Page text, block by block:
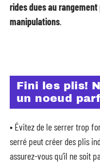
rides dues au
manipulations
Fini les plis!
un noeud
• Évitez de le serrer trop
serré peut créer des plis
assurez-vous qu’il ne soit